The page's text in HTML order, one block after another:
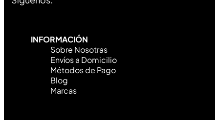
INFORMACIÓN
Sobre Nosotras
Envíos a Domicilio
Métodos de Pago
Blog
Marcas